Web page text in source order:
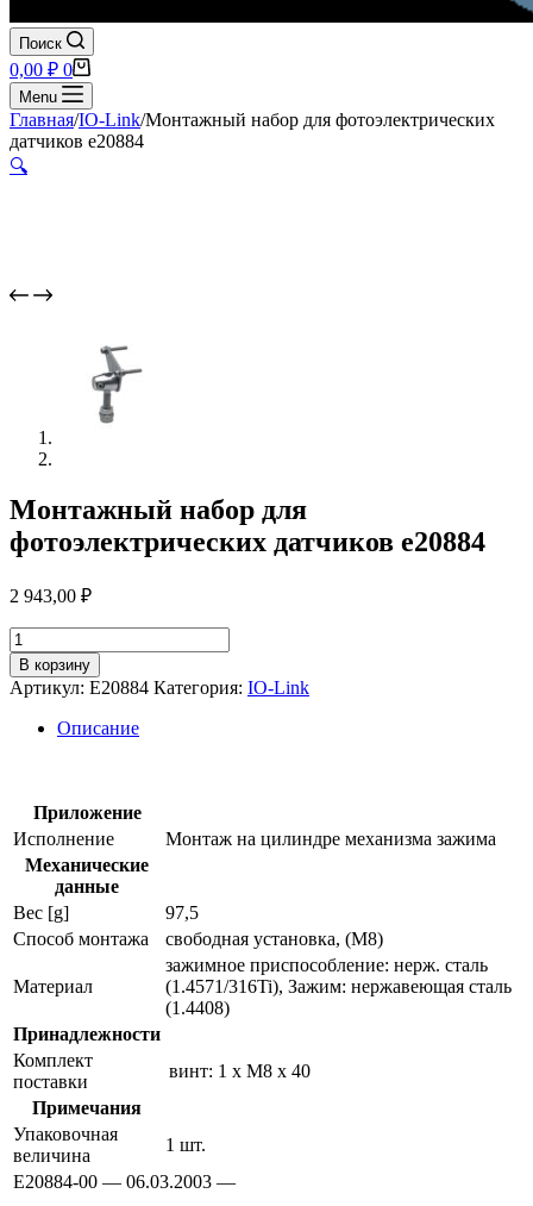
Поиск
Корзина
0,00 ₽ 0
Menu
Главная/IO-Link/Монтажный набор для фотоэлектрических
датчиков e20884
🔍
Монтажный набор для
фотоэлектрических датчиков e20884
2 943,00 ₽
Количество
товара
Монтажный
набор
фотоэлектрических
В корзину
Артикул: E20884 Категория: IO-Link
Описание
Приложение
Исполнение
Монтаж на цилиндре механизма зажима
Механические
данные
Вес [g]
97,5
Способ монтажа
свободная установка, (M8)
Материал
зажимное приспособление: нерж. сталь
(1.4571/316Ti), Зажим: нержавеющая сталь
(1.4408)
Принадлежности
Комплект
поставки
винт: 1 x M8 x 40
Примечания
Упаковочная
величина
1 шт.
E20884-00 — 06.03.2003 —